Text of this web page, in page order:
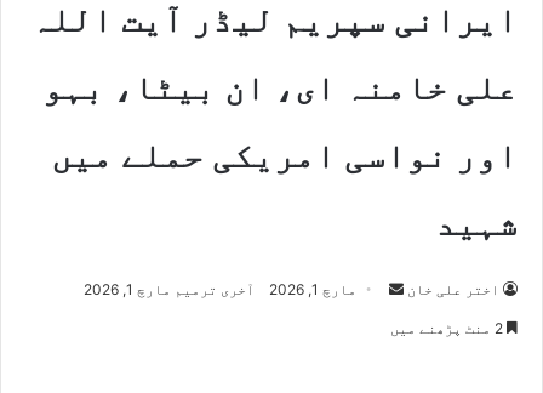
ایرانی سپریم لیڈر آیت اللہ
علی خامنہ ای، ان بیٹا، بہو
اور نواسی امریکی حملے میں
شہید
اختر علی خان
Send مارچ 1, 2026 آخری ترمیم مارچ 1, 2026